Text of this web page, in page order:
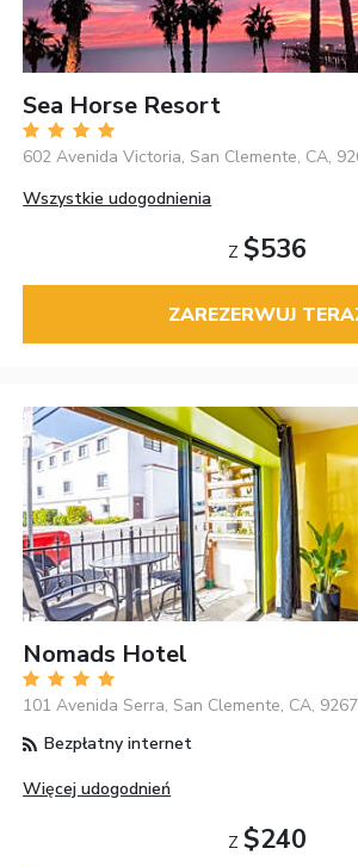
Sea Horse Resort
602 Avenida Victoria, San Clemente, CA,
Wszystkie udogodnienia
Z $536
ZAREZERWUJ
Nomads Hotel
101 Avenida Serra, San Clemente, CA,
Bezpłatny internet
Więcej udogodnień
Z $240